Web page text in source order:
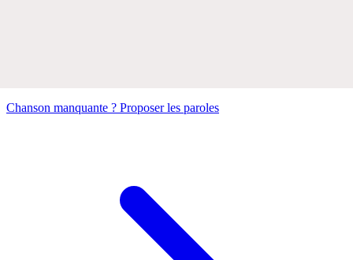
Chanson manquante ? Proposer les paroles